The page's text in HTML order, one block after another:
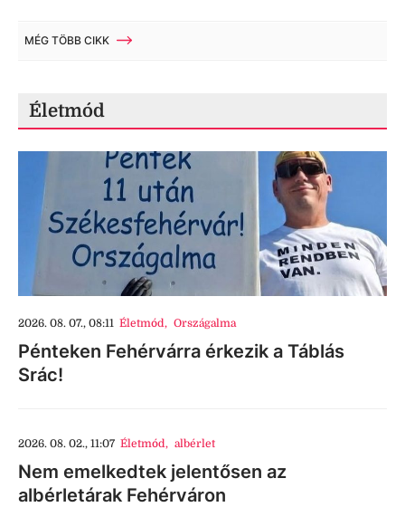
MÉG TÖBB CIKK
Életmód
2026. 08. 07., 08:11 Életmód, Országalma
Pénteken Fehérvárra érkezik a Táblás
Srác!
2026. 08. 02., 11:07 Életmód, albérlet
Nem emelkedtek jelentősen az
albérletárak Fehérváron